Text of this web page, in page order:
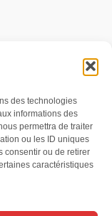
des technologies
informations des
permettra de traiter
ou les ID uniques
consentir ou de retirer
caractéristiques
/ RCF. Carte de
490 00036. Les
audio publiés
sont